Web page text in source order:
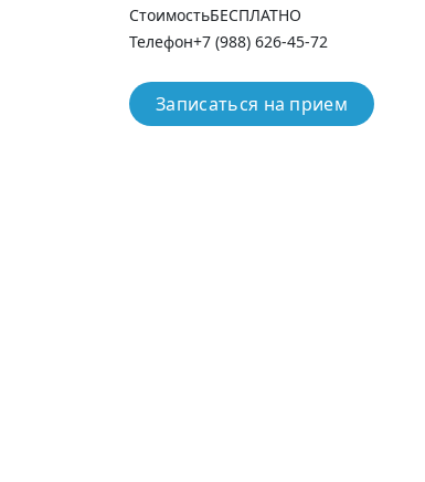
СтоимостьБЕСПЛАТНО
Телефон+7 (988) 626-45-72
Записаться на прием